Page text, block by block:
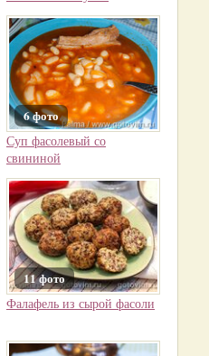
6 фото
Суп фасолевый со
свининой
11 фото
Фалафель из сырой фасоли